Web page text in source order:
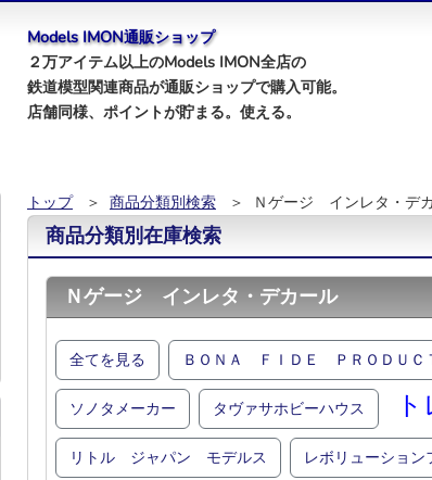
Models IMON通販ショップ
２万アイテム以上のModels IMON全店の
鉄道模型関連商品が通販ショップで購入可能。
店舗同様、ポイントが貯まる。使える。
トップ ＞ 商品分類別検索 ＞ Ｎゲージ インレタ・デ
商品分類別在庫検索
Ｎゲージ インレタ・デカール
全てを見る ＢＯＮＡ ＦＩＤＥ ＰＲＯＤＵＣ
ソノタメーカー タヴァサホビーハウス
リトル ジャパン モデルス レボリューション